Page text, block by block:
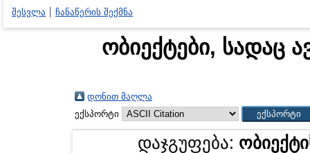
შესვლა ჩანაწერის შექმნა
ობიექტები, სადაც
დონით მაღლა
ექსპორტი
დაჯგუფება: